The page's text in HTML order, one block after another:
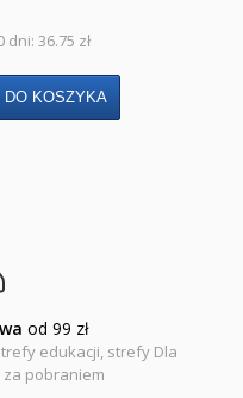
36.75 zł
od 99 zł
edukacji, strefy Dla
za pobraniem